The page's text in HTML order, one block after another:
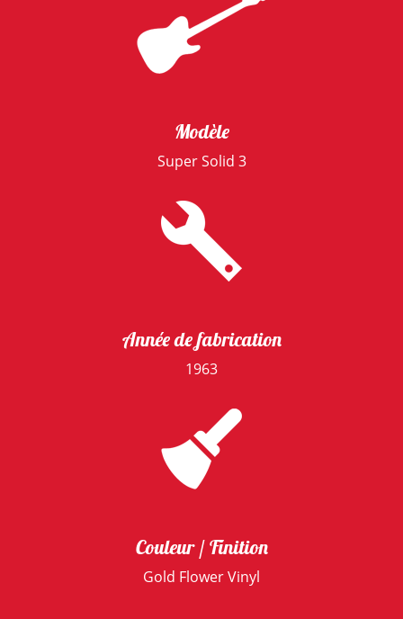
Modèle
Super Solid 3
Année de fabrication
1963
Couleur / Finition
Gold Flower Vinyl